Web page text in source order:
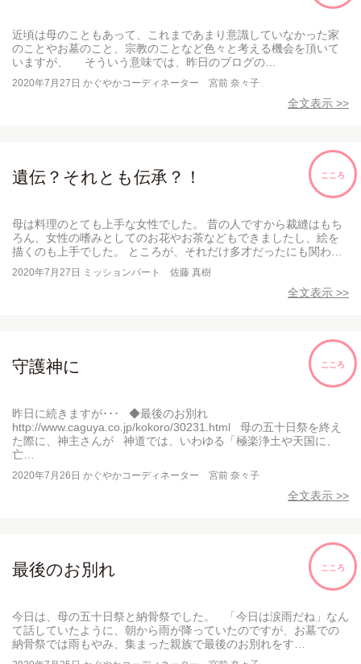
近頃は母のこともあって、これまであまり意識していなかった家
のことやお墓のこと、宗教のことなど色々と考える機会を頂いて
いますが、 そういう意味では、昨日のブログの…
2020年7月27日 かぐやかコーディネーター 宮前 奈々子
全文表示 >>
こころ
遺伝？それとも伝承？！
母は料理のとても上手な女性でした。 昔の人ですから裁縫はもち
ろん、女性の嗜みとしてのお花やお茶などもできましたし、絵を
描くのも上手でした。 ところが、それだけ多才だったにも関わ…
2020年7月27日 ミッションパート 佐藤 真樹
全文表示 >>
こころ
守護神に
昨日に続きますが･･･ ◆最後のお別れ
http://www.caguya.co.jp/kokoro/30231.html 母の五十日祭を終え
た際に、神主さんが 神道では、いわゆる「極楽浄土や天国に、
亡…
2020年7月26日 かぐやかコーディネーター 宮前 奈々子
全文表示 >>
こころ
最後のお別れ
今日は、母の五十日祭と納骨祭でした。 「今日は涙雨だね」なん
て話していたように、朝から雨が降っていたのですが、お墓での
納骨祭では雨もやみ、集まった親族で最後のお別れをす…